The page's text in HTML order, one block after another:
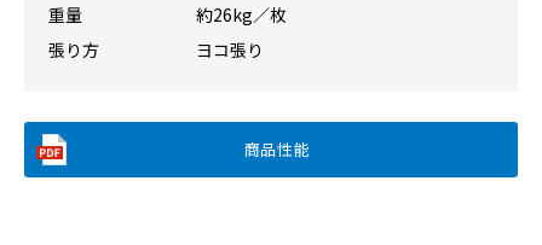
重量
約26kg／枚
張り方
ヨコ張り
商品性能